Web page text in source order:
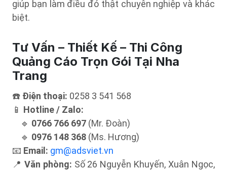
giúp bạn làm điều đó thật chuyên nghiệp và khác
biệt.
Tư Vấn – Thiết Kế – Thi Công
Quảng Cáo Trọn Gói Tại Nha
Trang
☎️ Điện thoại: 0258 3 541 568
📱 Hotline / Zalo:
🔹 0766 766 697 (Mr. Đoàn)
🔹 0976 148 368 (Ms. Hương)
📧 Email: gm@adsviet.vn
📍 Văn phòng: Số 26 Nguyễn Khuyến, Xuân Ngọc,